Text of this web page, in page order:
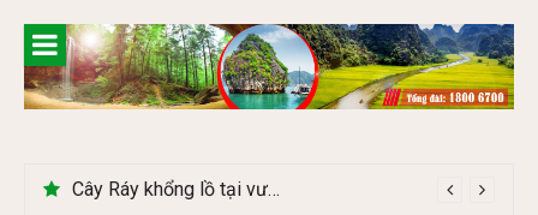
content
Du lịch Tây Bắc tháng 11 – Mùa hoa cải nhuộm vàng rực rỡ